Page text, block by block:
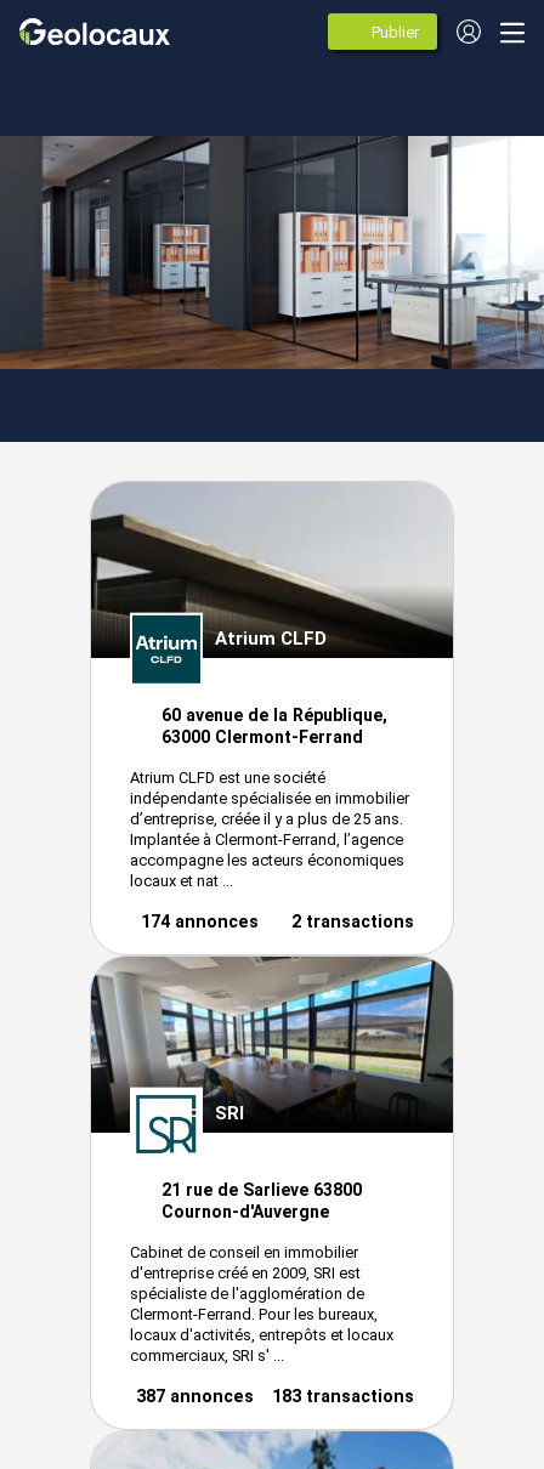
Publier
des
annonces
Auvergne-Rhône-Alpes Puy-de-Dôme
Agences spécialistes de
l'immobilier d'entreprise à
Châtel-Guyon (63140)
3 agences immobileres
Atrium CLFD
60 avenue de la République,
63000 Clermont-Ferrand
Atrium CLFD est une société
indépendante spécialisée en immobilier
d’entreprise, créée il y a plus de 25 ans.
Implantée à Clermont-Ferrand, l’agence
accompagne les acteurs économiques
locaux et nat ...
174 annonces 2 transactions
SRI
21 rue de Sarlieve 63800
Cournon-d'Auvergne
Cabinet de conseil en immobilier
d'entreprise créé en 2009, SRI est
spécialiste de l'agglomération de
Clermont-Ferrand. Pour les bureaux,
locaux d'activités, entrepôts et locaux
commerciaux, SRI s' ...
387 annonces 183 transactions